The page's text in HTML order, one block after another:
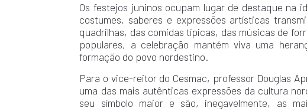
Os festejos juninos ocupam lugar de destaque na
costumes, saberes e expressões artísticas
quadrilhas, das comidas típicas, das músicas de
populares, a celebração mantém viva uma
formação do povo nordestino.
Para o vice-reitor do Cesmac, professor Douglas
uma das mais autênticas expressões da cultura
seu símbolo maior e são, inegavelmente, as